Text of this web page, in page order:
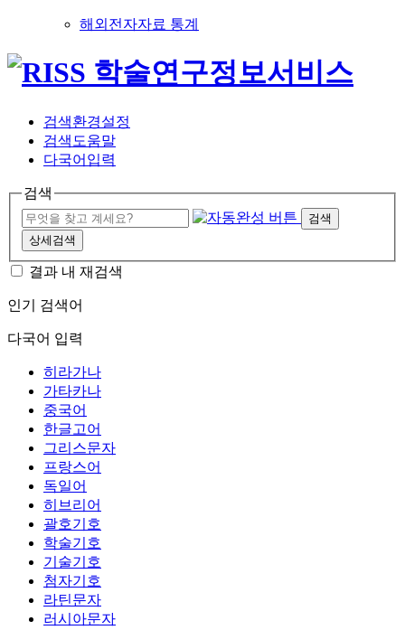
해외전자자료 통계
검색환경설정
검색도움말
다국어입력
검색
검색
상세검색
결과 내 재검색
인기 검색어
다국어 입력
히라가나
가타카나
중국어
한글고어
그리스문자
프랑스어
독일어
히브리어
괄호기호
학술기호
기술기호
첨자기호
라틴문자
러시아문자